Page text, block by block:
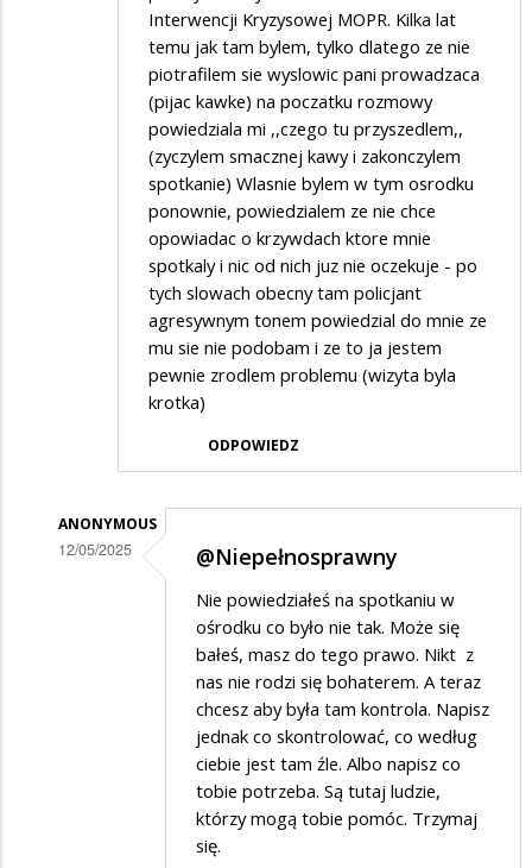
Interwencji Kryzysowej MOPR. Kilka lat
temu jak tam bylem, tylko dlatego ze nie
piotrafilem sie wyslowic pani prowadzaca
(pijac kawke) na poczatku rozmowy
powiedziala mi ,,czego tu przyszedlem,,
(zyczylem smacznej kawy i zakonczylem
spotkanie) Wlasnie bylem w tym osrodku
ponownie, powiedzialem ze nie chce
opowiadac o krzywdach ktore mnie
spotkaly i nic od nich juz nie oczekuje - po
tych slowach obecny tam policjant
agresywnym tonem powiedzial do mnie ze
mu sie nie podobam i ze to ja jestem
pewnie zrodlem problemu (wizyta byla
krotka)
ODPOWIEDZ
ANONYMOUS
12/05/2025
Niepelnosprawny
@Niepełnosprawny
Nie powiedziałeś na spotkaniu w
ośrodku co było nie tak. Może się
bałeś, masz do tego prawo. Nikt z
nas nie rodzi się bohaterem. A teraz
chcesz aby była tam kontrola. Napisz
jednak co skontrolować, co według
ciebie jest tam źle. Albo napisz co
tobie potrzeba. Są tutaj ludzie,
którzy mogą tobie pomóc. Trzymaj
się.